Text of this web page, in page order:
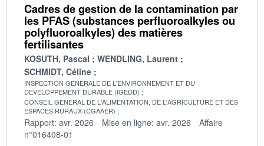
Cadres de gestion de la contamination par
les PFAS (substances perfluoroalkyles ou
polyfluoroalkyles) des matières
fertilisantes
KOSUTH, Pascal
WENDLING, Laurent
SCHMIDT, Céline
INSPECTION GENERALE DE L'ENVIRONNEMENT ET DU
DEVELOPPEMENT DURABLE (IGEDD)
CONSEIL GENERAL DE L'ALIMENTATION, DE L'AGRICULTURE ET DES
ESPACES RURAUX (CGAAER)
Rapport: avr. 2026 Mise en ligne: avr. 2026
Affaire
n°016408-01